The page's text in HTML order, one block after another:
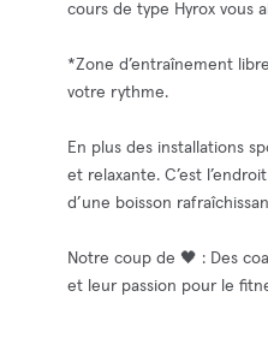
cours de type Hyrox vous
*Zone d’entraînement
votre rythme.
En plus des installations
et relaxante. C’est
d’une boisson
Notre coup de 🖤 : Des
et leur passion pour le